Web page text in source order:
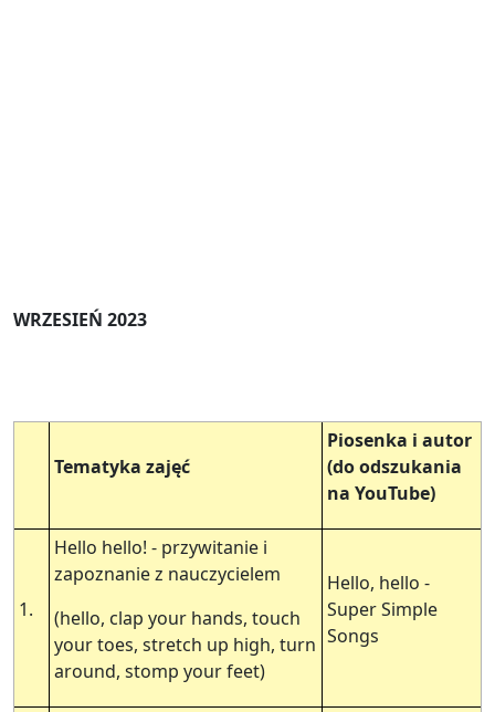
WRZESIEŃ 2023
Tematyka zajęć
Piosenka i autor
(do odszukania
na YouTube)
1.
Hello hello! - przywitanie i
zapoznanie z nauczycielem
(hello, clap your hands, touch
your toes, stretch up high, turn
around, stomp your feet)
Hello, hello -
Super Simple
Songs